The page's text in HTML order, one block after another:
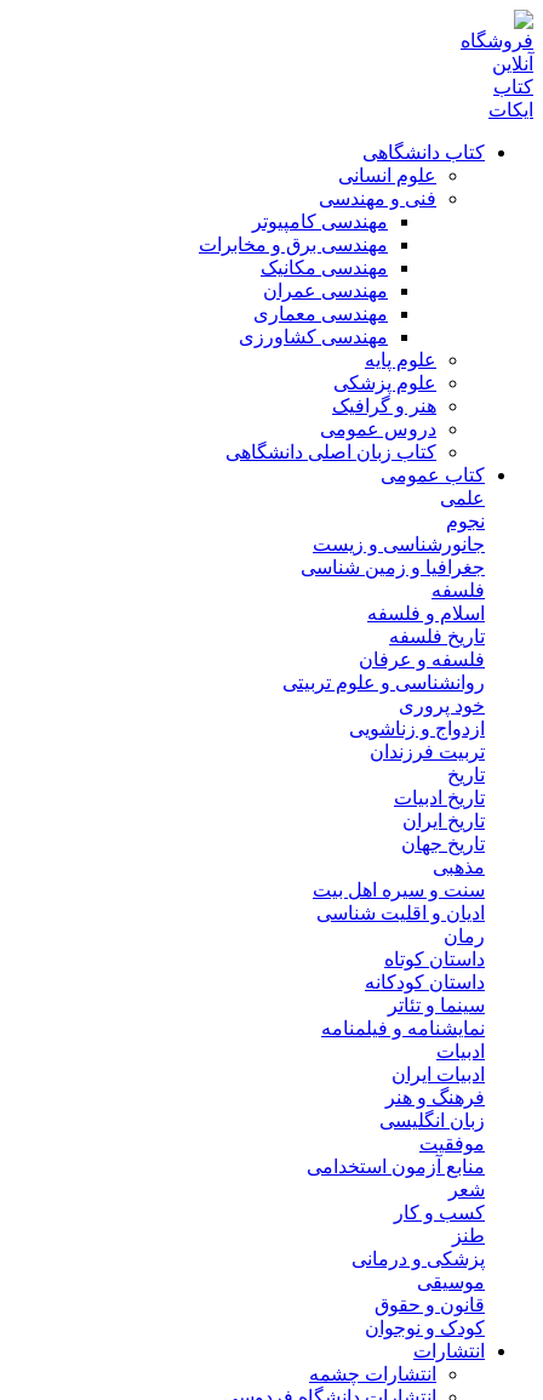
کتاب دانشگاهی
علوم انسانی
فنی و مهندسی
مهندسی کامپیوتر
مهندسی برق و مخابرات
مهندسی مکانیک
مهندسی عمران
مهندسی معماری
مهندسی کشاورزی
علوم پایه
علوم پزشکی
هنر و گرافیک
دروس عمومی
کتاب زبان اصلی دانشگاهی
کتاب عمومی
علمی
نجوم
جانورشناسی و زیست
جغرافیا و زمین شناسی
فلسفه
اسلام و فلسفه
تاریخ فلسفه
فلسفه و عرفان
روانشناسی و علوم تربیتی
خود پروری
ازدواج و زناشویی
تربیت فرزندان
تاریخ
تاریخ ادبیات
تاریخ ایران
تاریخ جهان
مذهبی
سنت و سیره اهل بیت
ادیان و اقلیت شناسی
رمان
داستان کوتاه
داستان کودکانه
سینما و تئاتر
نمایشنامه و فیلمنامه
ادبیات
ادبیات ایران
فرهنگ و هنر
زبان انگلیسی
موفقیت
منابع آزمون استخدامی
شعر
کسب و کار
طنز
پزشکی و درمانی
موسیقی
قانون و حقوق
کودک و نوجوان
انتشارات
انتشارات چشمه